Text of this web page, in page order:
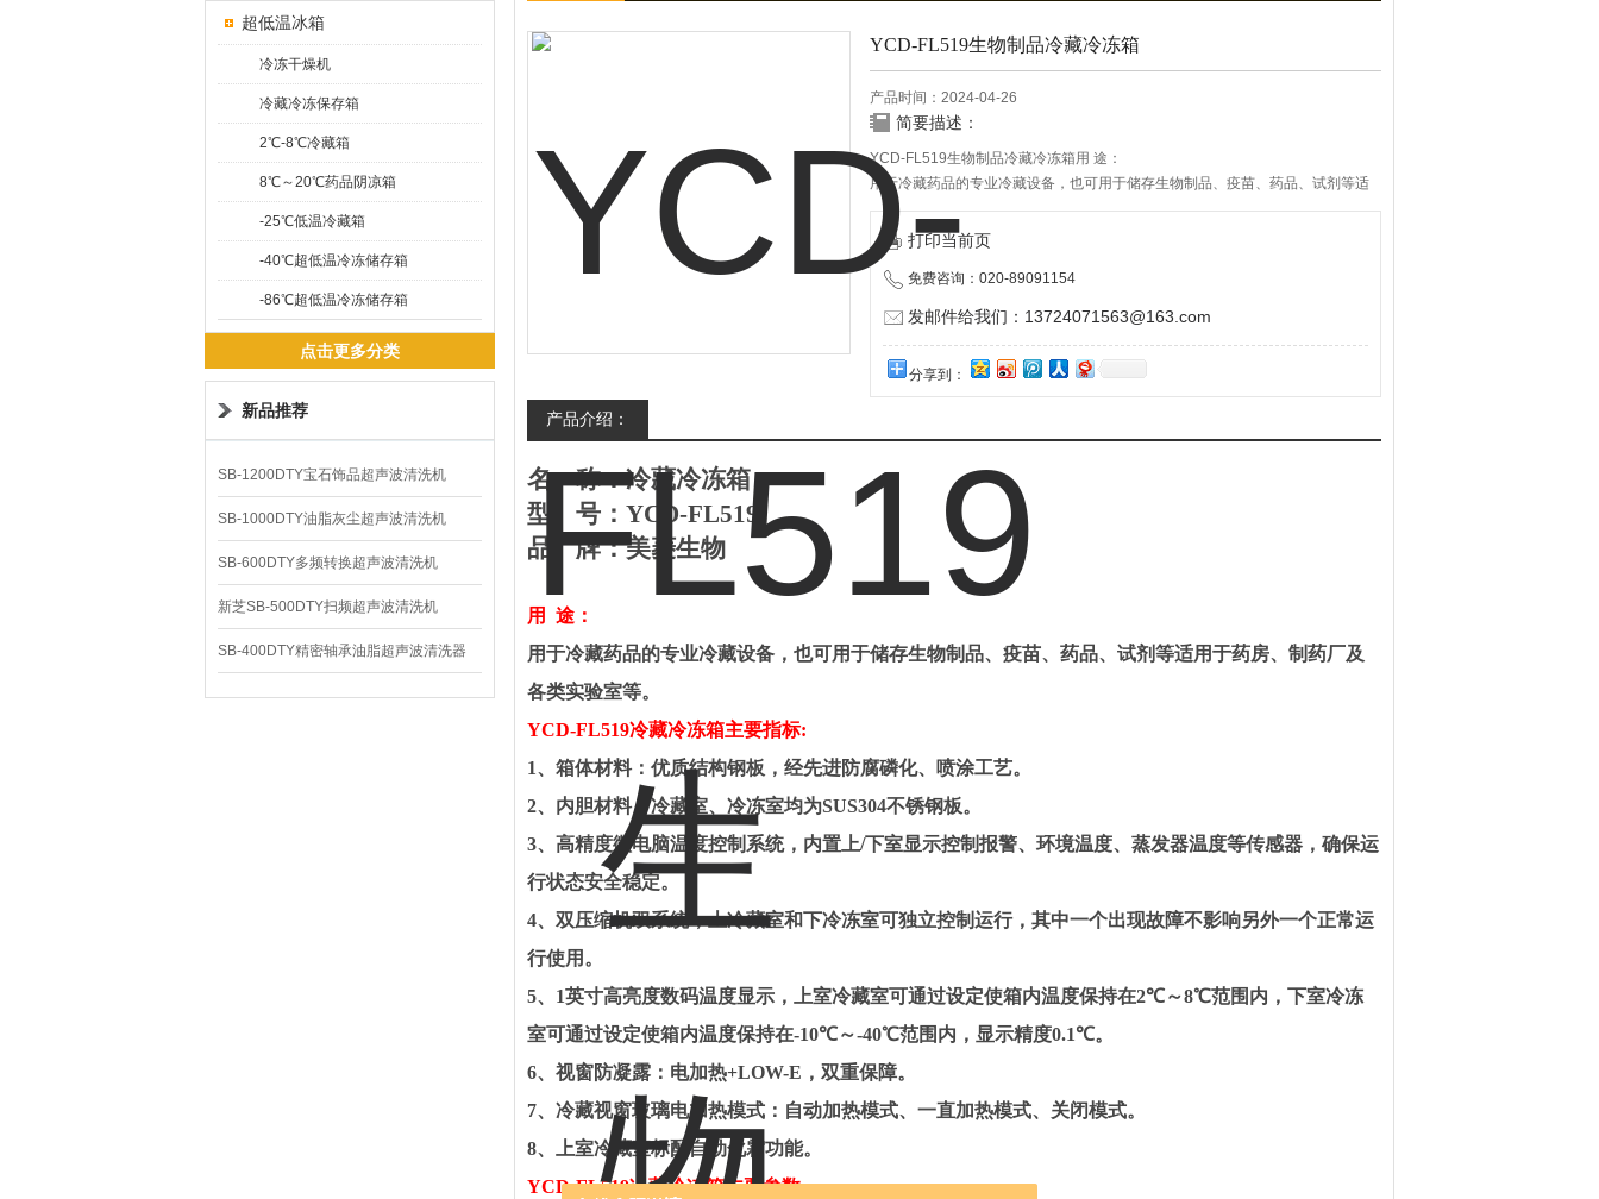
超低温冰箱
冷冻干燥机
冷藏冷冻保存箱
2℃-8℃冷藏箱
8℃～20℃药品阴凉箱
-25℃低温冷藏箱
-40℃超低温冷冻储存箱
-86℃超低温冷冻储存箱
点击更多分类
新品推荐
SB-1200DTY宝石饰品超声波清洗机
SB-1000DTY油脂灰尘超声波清洗机
SB-600DTY多频转换超声波清洗机
新芝SB-500DTY扫频超声波清洗机
SB-400DTY精密轴承油脂超声波清洗器
YCD-FL519生物制品冷藏冷冻箱
产品时间：2024-04-26
简要描述：
YCD-FL519生物制品冷藏冷冻箱用 途：
用于冷藏药品的专业冷藏设备，也可用于储存生物制品、疫苗、药品、试剂等适
用于药房、制药厂及各类实验室等。
打印当前页
免费咨询：020-89091154
发邮件给我们：13724071563@163.com
分享到：
产品介绍：
名 称：冷藏冷冻箱
型
号： YC D-FL519
品
牌：美菱生物
用
途：
用于冷藏药品的专业冷藏设备，也可用于储存生物制品、疫苗、药品、试剂等适用于药房、制药厂及
各类实验室等。
YCD-FL519冷藏冷冻箱主要指标:
1、 箱体材料：优质结构钢板，经先进防腐磷化、喷涂工艺。
2、内胆材料：冷藏室、冷冻室均为SUS304不锈钢板。
3、高精度微电脑温度控制系统，内置上/下室显示控制报警、环境温度、蒸发器温度等传感器，确保运
行状态安全稳定。
4、双压缩机双系统，上冷藏室和下冷冻室可独立控制运行，其中一个出现故障不影响另外一个正常运
行使用。
5、 1英寸高亮度数码温度显示，上室冷藏室可通过设定使箱内温度保持在2℃～8℃范围内，下室冷冻
室可通过设定使箱内温度保持在-10℃～-40℃范围内，显示精度0.1℃。
6、视窗防凝露：电加热+LOW-E ，双重保障。
7、冷藏视窗玻璃电加热模式：自动加热模式、一直加热模式、关闭模式。
8、上室冷藏室标配自动化霜功能。
YCD-FL519冷藏冷冻箱主要参数: